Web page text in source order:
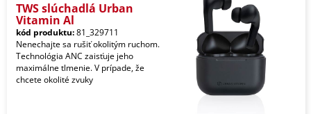
TWS slúchadlá Urban
Vitamin Al
kód produktu:81_329711
Nenechajte sa rušiť okolitým ruchom.
Technológia ANC zaisťuje jeho
maximálne tlmenie. V prípade, že
chcete okolité zvuky